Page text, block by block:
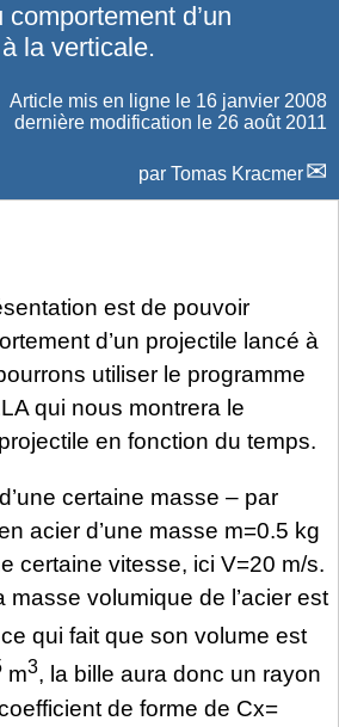
d’un
la verticale.
Article mis en ligne le 16 janvier 2008
dernière modification le 26 août 2011
par Tomas Kracmer
est de pouvoir
d’un projectile lancé à
utiliser le programme
qui nous montrera le
en fonction du temps.
certaine masse – par
acier d’une masse m=0.5 kg
certaine vitesse, ici V=20 m/s.
masse volumique de l’acier est
qui fait que son volume est
m3, la bille aura donc un rayon
de forme de Cx=